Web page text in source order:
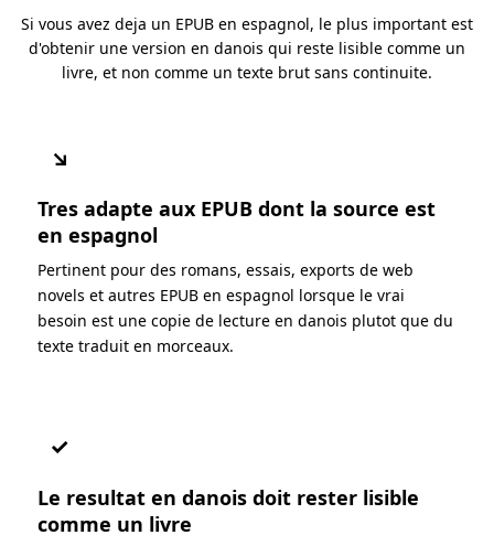
Si vous avez deja un EPUB en espagnol, le plus important est
d'obtenir une version en danois qui reste lisible comme un
livre, et non comme un texte brut sans continuite.
↘
Tres adapte aux EPUB dont la source est
en espagnol
Pertinent pour des romans, essais, exports de web
novels et autres EPUB en espagnol lorsque le vrai
besoin est une copie de lecture en danois plutot que du
texte traduit en morceaux.
✓
Le resultat en danois doit rester lisible
comme un livre